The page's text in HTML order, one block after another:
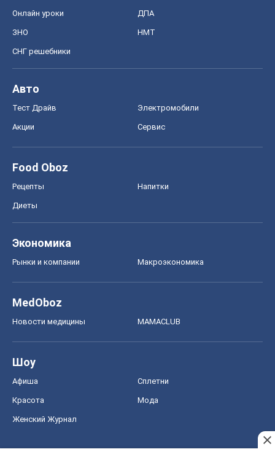
Онлайн уроки ДПА
ЗНО НМТ
СНГ решебники
Авто
Тест Драйв Электромобили
Акции Сервис
Food Oboz
Рецепты Напитки
Диеты
Экономика
Рынки и компании Mакроэкономика
MedOboz
Новости медицины MAMACLUB
Шоу
Афиша Сплетни
Красота Мода
Женский Журнал